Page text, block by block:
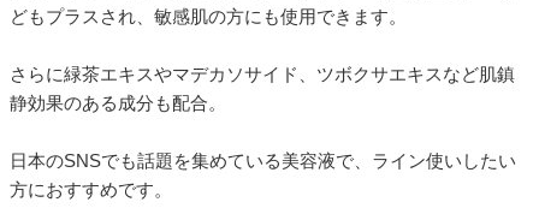
どもプラスされ、敏感肌の方にも使用できます。
さらに緑茶エキスやマデカソサイド、ツボクサエキスなど肌鎮
静効果のある成分も配合。
日本のSNSでも話題を集めている美容液で、ライン使いしたい
方におすすめです。